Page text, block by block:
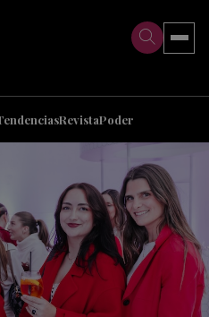
RevistaPoder